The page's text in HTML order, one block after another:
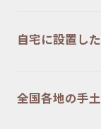
自宅に設置し
全国各地の手